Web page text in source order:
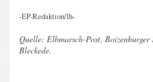
-EP-Redaktion/lh-
Quelle:Elbmarsch-Post,
Bleckede.